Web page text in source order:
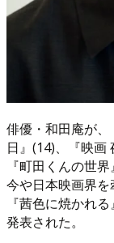
俳優・和田庵が
日』(14)、『映画
『町田くんの世
今や日本映画界
『茜色に焼かれ
発表された。